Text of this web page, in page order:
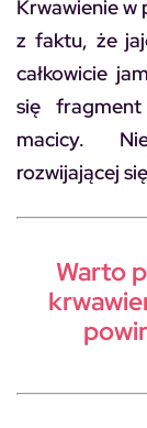
Krwawienie w
z faktu, że
całkowicie
się
macicy.
rozwijającej
Warto